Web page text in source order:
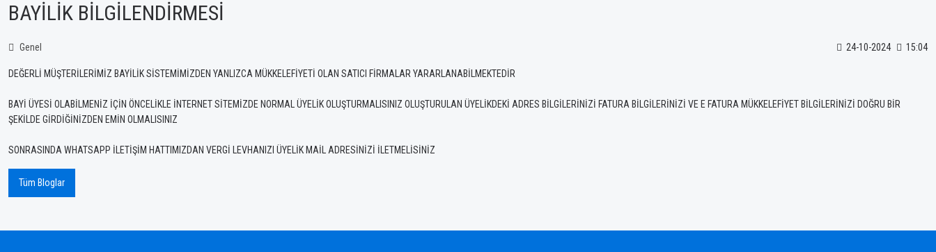
BAYİLİK BİLGİLENDİRMESİ
Genel 24-10-2024 15:04
DEĞERLİ MÜŞTERİLERİMİZ BAYİLİK SİSTEMİMİZDEN YANLIZCA MÜKKELEFİYETİ OLAN SATICI FİRMALAR YARARLANABİLMEKTEDİR
BAYİ ÜYESİ OLABİLMENİZ İÇİN ÖNCELİKLE İNTERNET SİTEMİZDE NORMAL ÜYELİK OLUŞTURMALISINIZ OLUŞTURULAN ÜYELİKDEKİ ADRES BİLGİLERİNİZİ FATURA BİLGİLERİNİZİ VE E FATURA MÜKKELEFİYET BİLGİLERİNİZİ DOĞRU BİR
ŞEKİLDE GİRDİĞİNİZDEN EMİN OLMALISINIZ
SONRASINDA WHATSAPP İLETİŞİM HATTIMIZDAN VERGİ LEVHANIZI ÜYELİK MAİL ADRESİNİZİ İLETMELİSİNİZ
Tüm Bloglar